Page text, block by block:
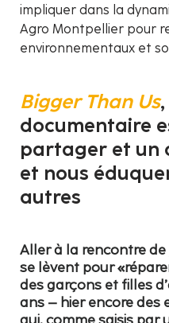
impliquer dans la
Agro Montpellier pour
environnementaux et
Bigger Than Us
documentaire
partager et un
et nous
autres
Aller à la rencontre
se lèvent pour
des garçons et filles
ans – hier encore des
qui, comme saisis par